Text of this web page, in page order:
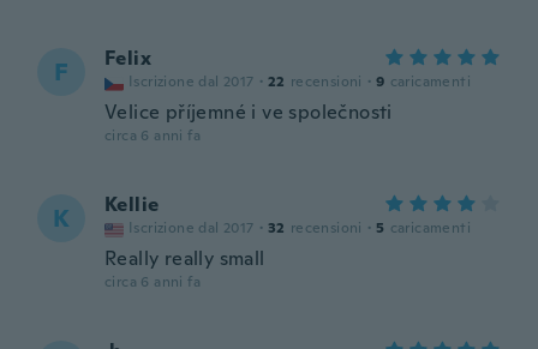
F Felix
Iscrizione dal 2017 · 22 recensioni · 9 caricamenti
Velice příjemné i ve společnosti
circa 6 anni fa
K Kellie
Iscrizione dal 2017 · 32 recensioni · 5 caricamenti
Really really small
circa 6 anni fa